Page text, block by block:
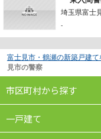
埼玉県富士
-
富士見市・鶴瀬の新築戸建て
見市の警察
市区町村から探す
一戸建て